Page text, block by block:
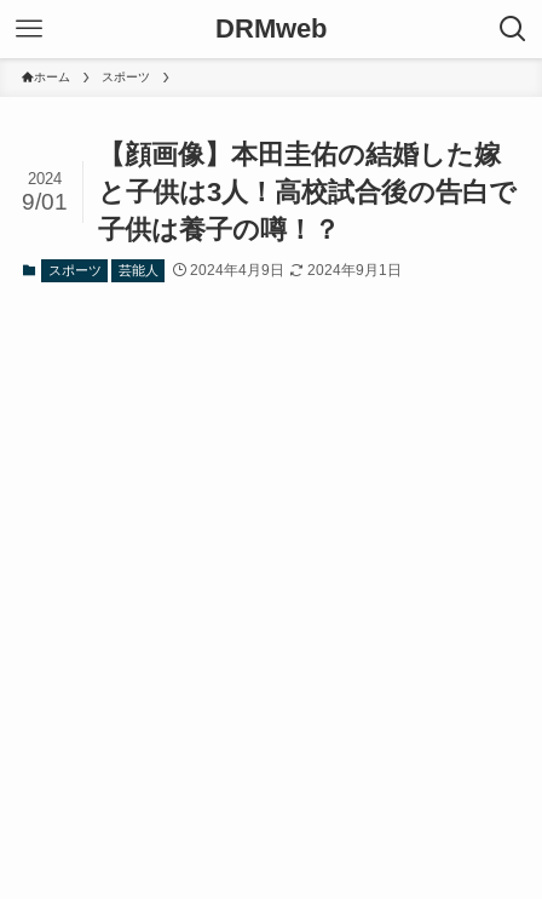
DRMweb
ホーム スポーツ
【顔画像】本田圭佑の結婚した嫁
と子供は3人！高校試合後の告白で
子供は養子の噂！？
2024
9/01
スポーツ 芸能人 2024年4月9日 2024年9月1日